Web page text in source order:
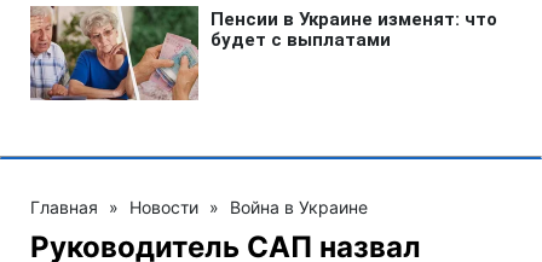
Главная » Новости » Война в Украине
Руководитель САП назвал